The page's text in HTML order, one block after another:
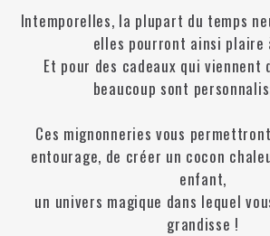
Intemporelles, la plupart du temps
elles pourront ainsi plaire
Et pour des cadeaux qui viennent
beaucoup sont
Ces mignonneries vous
entourage, de créer un cocon
enfant,
un univers magique dans lequel
grandisse !